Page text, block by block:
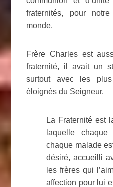
fraternités, pour
monde.
Frère Charles est
fraternité, il avait un
surtout avec les
éloignés du Seigneur.
La Fraternité est
laquelle
chaque malade
désiré, accueilli
les frères qui
affection pour lui